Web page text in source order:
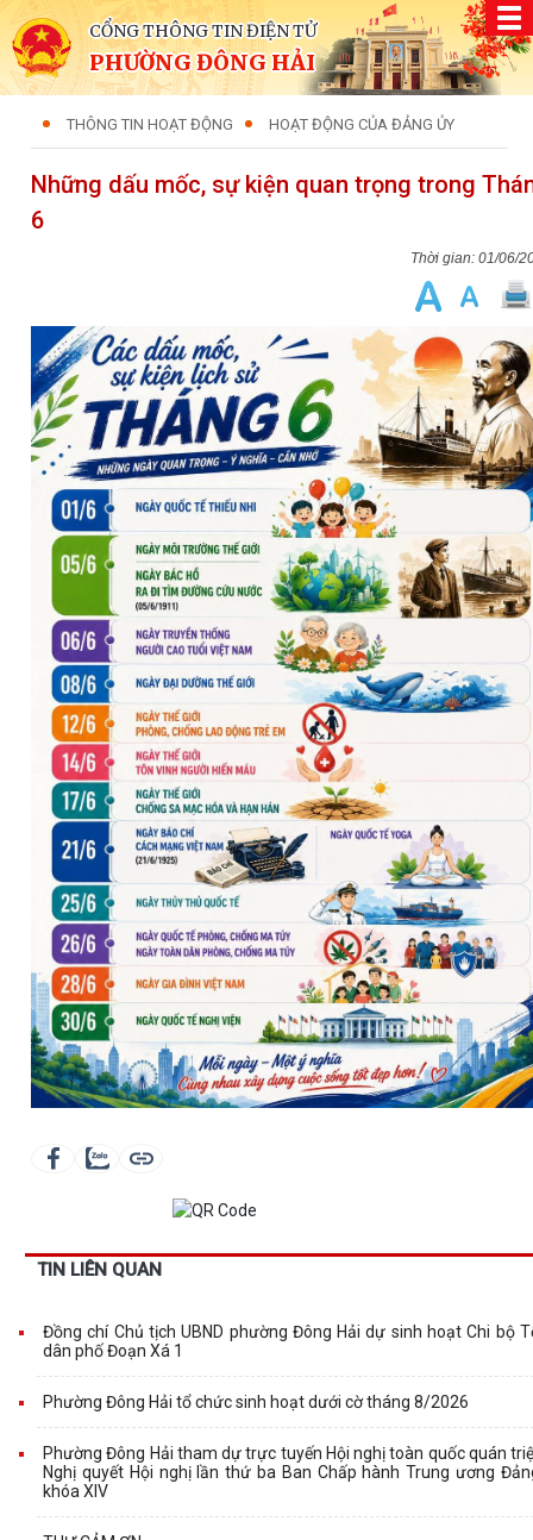
CỔNG THÔNG TIN ĐIỆN TỬ
PHƯỜNG ĐÔNG HẢI
THÔNG TIN HOẠT ĐỘNG HOẠT ĐỘNG CỦA ĐẢNG ỦY
Những dấu mốc, sự kiện quan trọng trong
6
01/06/
TIN LIÊN QUAN
Đồng chí Chủ tịch UBND phường Đông Hải dự sinh hoạt Chi bộ
dân phố Đoạn Xá 1
Phường Đông Hải tổ chức sinh hoạt dưới cờ tháng 8/2026
Phường Đông Hải tham dự trực tuyến Hội nghị toàn quốc quán
Nghị quyết Hội nghị lần thứ ba Ban Chấp hành Trung ương
khóa XIV